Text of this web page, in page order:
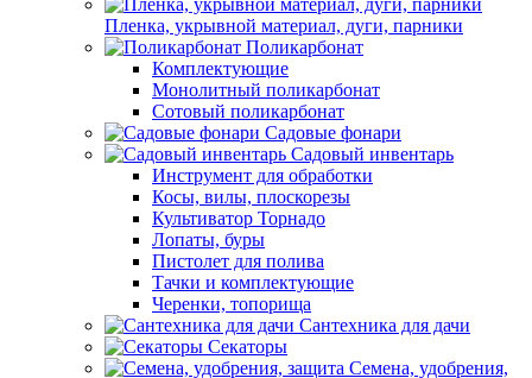
Пленка, укрывной материал, дуги, парники
Поликарбонат
Комплектующие
Монолитный поликарбонат
Сотовый поликарбонат
Садовые фонари
Садовый инвентарь
Инструмент для обработки
Косы, вилы, плоскорезы
Культиватор Торнадо
Лопаты, буры
Пистолет для полива
Тачки и комплектующие
Черенки, топорища
Сантехника для дачи
Секаторы
Семена, удобрения,